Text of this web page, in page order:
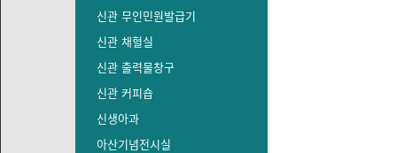
신관 무인민원발급기
신관 채혈실
신관 출력물창구
신관 커피숍
신생아과
아산기념전시실